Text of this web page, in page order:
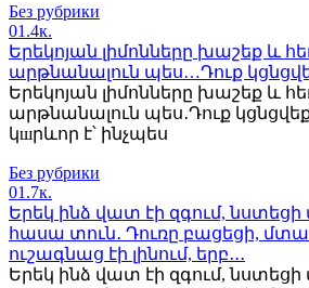
Без рубрики
01.4к.
Երեկոյան լիմոնները խաշեք և
արթնանալուն պես…Դուք
Երեկոյան լիմոնները խաշեք և
արթնանալուն պես․Դուք
կшրևոր է՝ ինչպես
Без рубрики
01.7к.
Երեկ ինձ վատ էի զգում,
հասա տուն․ Դուռը բացեցի,
ուշագնաց էի լինում, երբ․․․
Երեկ ինձ վատ էի զգում,